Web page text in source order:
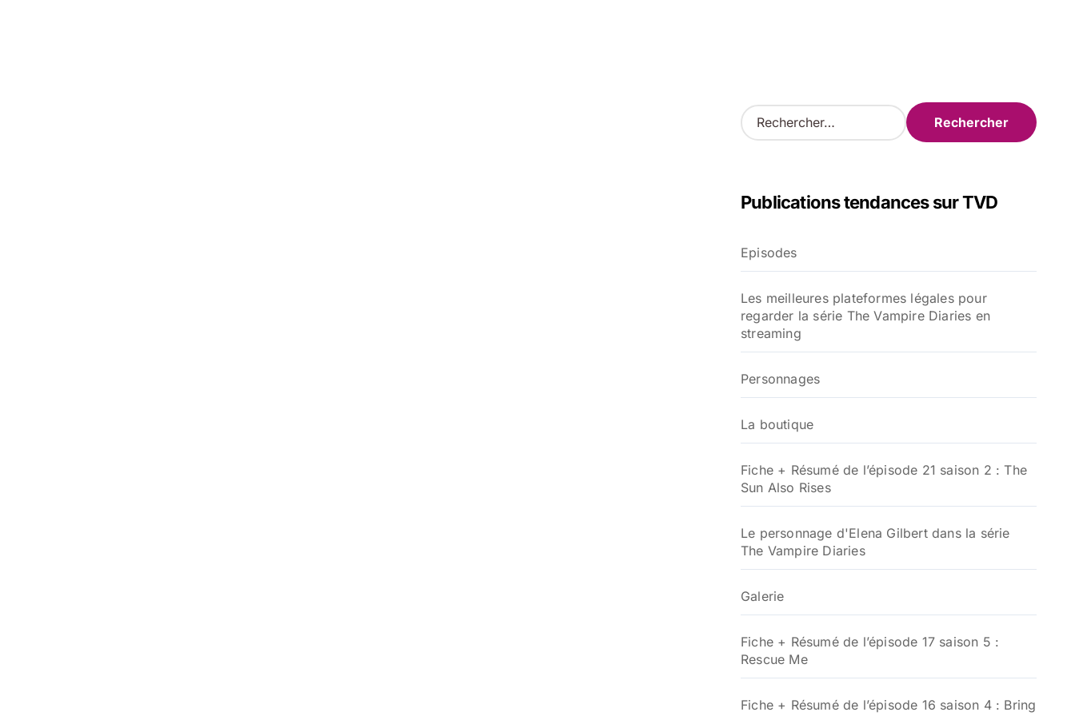
R
e
r
e
r
:
Publications tendances sur TVD
Episodes
Les meilleures plateformes légales pour
regarder la série The Vampire Diaries en
streaming
Personnages
La boutique
Fiche + Résumé de l’épisode 21 saison 2 : The
Sun Also Rises
Le personnage d'Elena Gilbert dans la série
The Vampire Diaries
Galerie
Fiche + Résumé de l’épisode 17 saison 5 :
Rescue Me
Fiche + Résumé de l’épisode 16 saison 4 : Bring